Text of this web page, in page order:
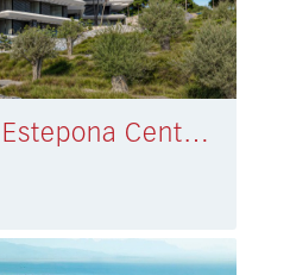
Appartement Estepona Centro € 585.000,-